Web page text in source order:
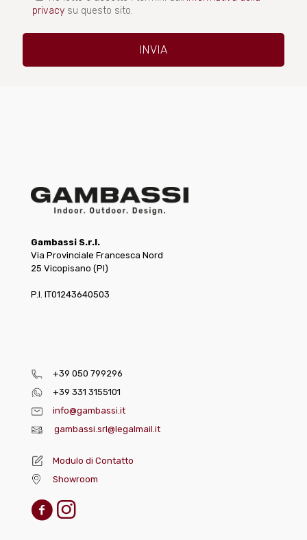
privacy su questo sito.
Gambassi S.r.l.
Via Provinciale Francesca Nord
25 Vicopisano (PI)
P.I. IT01243640503
+39 050 799296
+39 331 3155101
info@gambassi.it
gambassi.srl@legalmail.it
Modulo di Contatto
Showroom